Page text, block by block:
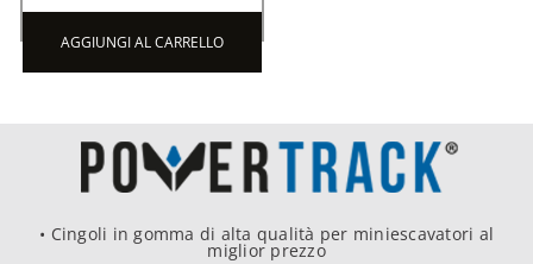
AGGIUNGI AL CARRELLO
• Cingoli in gomma di alta qualità per miniescavatori al
miglior prezzo